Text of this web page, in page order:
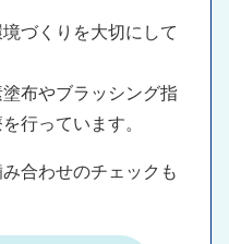
づくりを大切にして
布やブラッシング指
行っています。
合わせのチェックも